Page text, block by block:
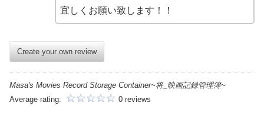
宜しくお願い致します！！
Create your own review
Masa's Movies Record Storage Container~将_映画記録管理簿~
Average rating:
0 reviews